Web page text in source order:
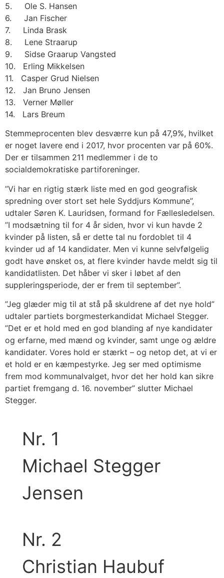
5. Ole S. Hansen
6. Jan Fischer
7. Linda Brask
8. Lene Straarup
9. Sidse Graarup Vangsted
10. Erling Mikkelsen
11. Casper Grud Nielsen
12. Jan Bruno Jensen
13. Verner Møller
14. Lars Breum
Stemmeprocenten blev desværre kun på 47,9%, hvilket
er noget lavere end i 2017, hvor procenten var på 60%.
Der er tilsammen 211 medlemmer i de to
socialdemokratiske partiforeninger.
”Vi har en rigtig stærk liste med en god geografisk
spredning over stort set hele Syddjurs Kommune”,
udtaler Søren K. Lauridsen, formand for Fællesledelsen.
”I modsætning til for 4 år siden, hvor vi kun havde 2
kvinder på listen, så er dette tal nu fordoblet til 4
kvinder ud af 14 kandidater. Men vi kunne selvfølgelig
godt have ønsket os, at flere kvinder havde meldt sig til
kandidatlisten. Det håber vi sker i løbet af den
suppleringsperiode, der er frem til september”.
”Jeg glæder mig til at stå på skuldrene af det nye hold”
udtaler partiets borgmesterkandidat Michael Stegger.
”Det er et hold med en god blanding af nye kandidater
og erfarne, med mænd og kvinder, samt unge og ældre
kandidater. Vores hold er stærkt – og netop det, at vi er
et hold er en kæmpestyrke. Jeg ser med optimisme
frem mod kommunalvalget, hvor det her hold kan sikre
partiet fremgang d. 16. november” slutter Michael
Stegger.
Nr. 1
Michael Stegger
Jensen
Nr. 2
Christian Haubuf